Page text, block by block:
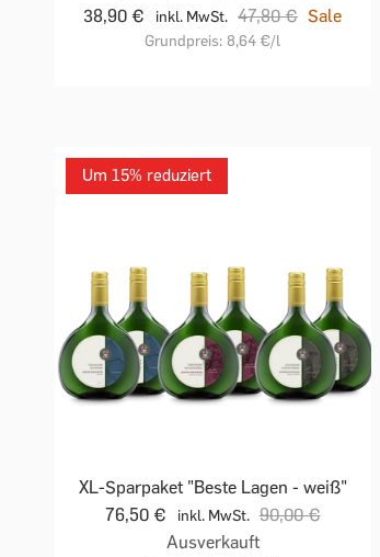
38,90 €
inkl. MwSt. 47,80 € Sale
Grundpreis: 8,64 €/l
Um 15% reduziert
XL-Sparpaket "Beste Lagen - weiß"
76,50 €
inkl. MwSt. 90,00 €
Ausverkauft